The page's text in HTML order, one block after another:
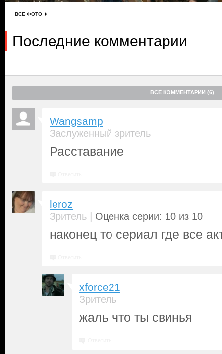
ВСЕ ФОТО
Последние комментарии
ВСЕ КОММЕНТАРИИ (6)
Wangsamp
Заслуженный зритель
Расставание
leroz
Зритель | Оценка серии: 10 из 10
наконец то сериал где все
xforce21
Зритель
жаль что ты свинья